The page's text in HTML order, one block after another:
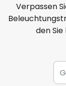
Verpassen
den